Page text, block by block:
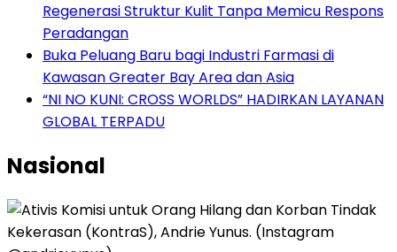
Regenerasi Struktur Kulit Tanpa Memicu Respons
Peradangan
Buka Peluang Baru bagi Industri Farmasi di
Kawasan Greater Bay Area dan Asia
“NI NO KUNI: CROSS WORLDS” HADIRKAN LAYANAN
GLOBAL TERPADU
Nasional